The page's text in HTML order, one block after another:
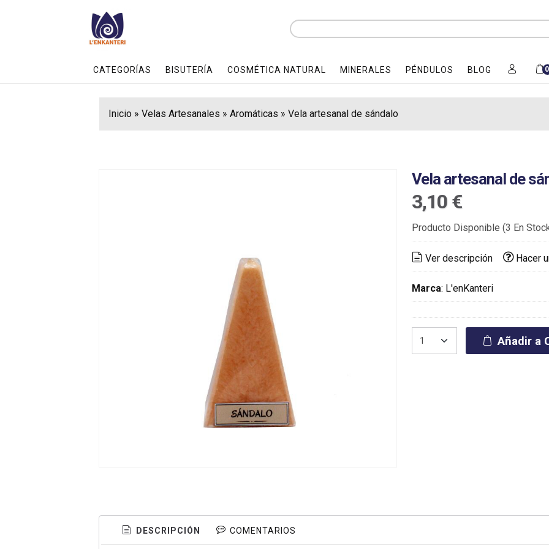
CATEGORÍAS BISUTERÍA COSMÉTICA NATURAL MINERALES PÉNDULOS BLOG 0
Inicio» Velas Artesanales » Aromáticas » Vela artesanal de sándalo
Vela artesanal de
3,10 €
Producto Disponible (3 En
Ver descripción Hacer
Marca: L'enKanteri
Añadir a
DESCRIPCIÓN COMENTARIOS